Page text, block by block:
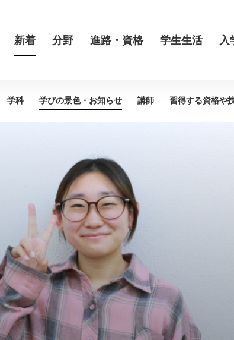
新着 分野 進路・資格 学生生活 入
学科 学びの景色・ お知らせ 講師 習得する資格や